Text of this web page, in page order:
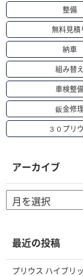
整備
無料見積
納車
組み替え
車検整
鈑金修
３０プリ
アーカイブ
ー
ブ
最近の投稿
プリウス ハイブリ